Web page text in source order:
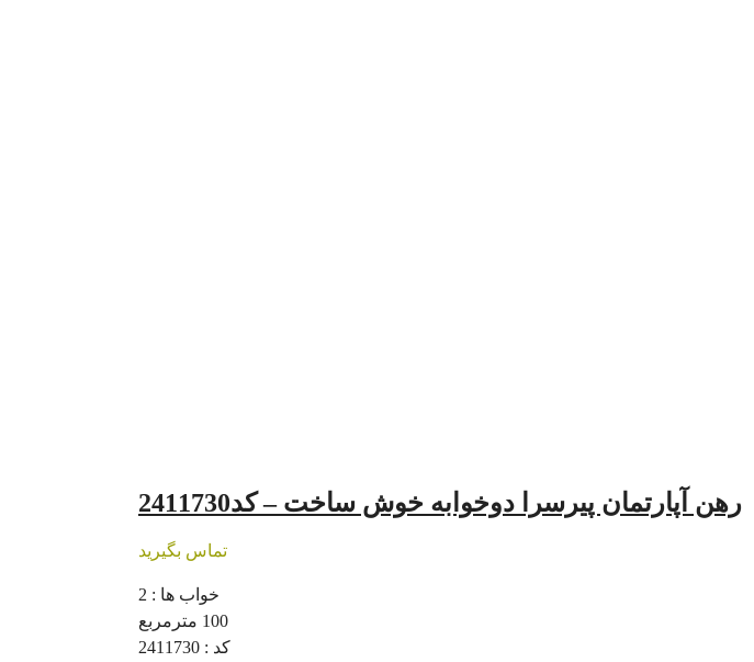
رهن آپارتمان پیرسرا دوخوابه خوش ساخت – کد2411730
تماس بگیرید
خواب ها : 2
100 مترمربع
کد : 2411730